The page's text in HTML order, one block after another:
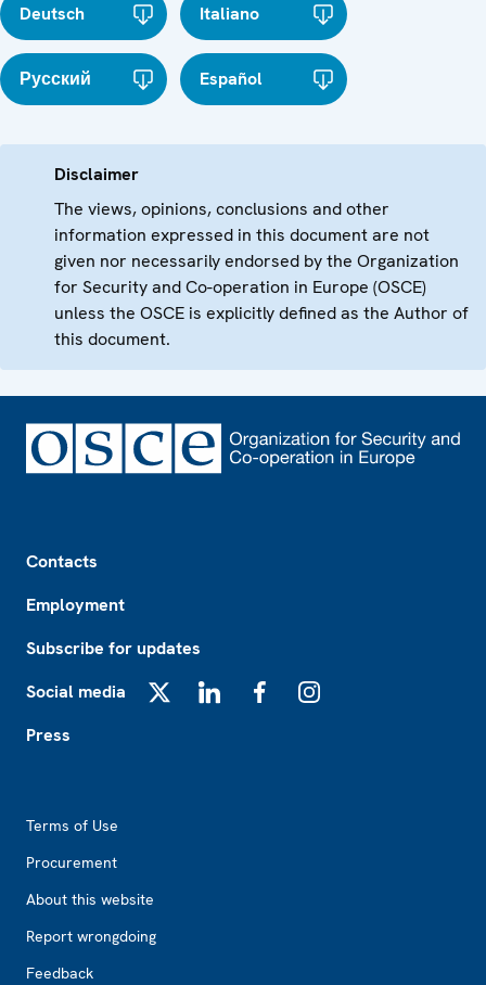
Deutsch Italiano
Русский Español
Disclaimer
The views, opinions, conclusions and other
information expressed in this document are not
given nor necessarily endorsed by the Organization
for Security and Co-operation in Europe (OSCE)
unless the OSCE is explicitly defined as the Author of
this document.
Contacts
Employment
Subscribe for updates
Social media
Press
Terms of Use
Procurement
About this website
Report wrongdoing
Feedback